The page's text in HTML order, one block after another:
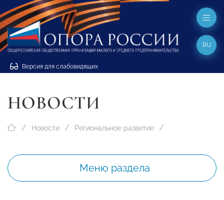
Версия для слабовидящих
RU
НОВОСТИ
Новости Региональное развитие
Меню раздела